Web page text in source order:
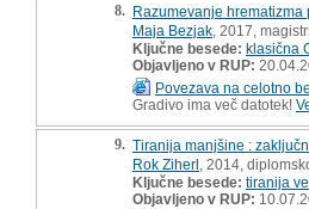
8. Razumevanje hrematizma
Maja Bezjak , 2017,
Ključne besede: klasična
Objavljeno v RUP:
Povezava na celotno
Gradivo ima več datotek!
9. Tiranija manjšine :
Rok Ziherl , 2014,
Ključne besede: tiranija
Objavljeno v RUP: